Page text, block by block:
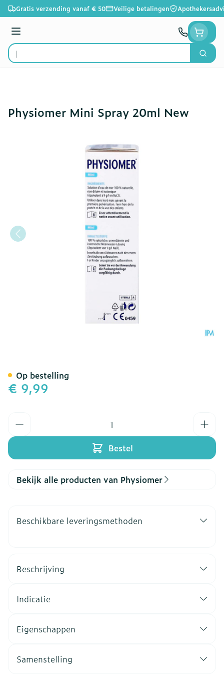
Ga naar de inhoud
Gratis verzending vanaf € 50 Veilige betalingen
Menu
Product, merk, categorie...
Zoek
Physiomer Mini Spray 20ml New
€ 9,99
Bestel
Op bestelling
Bekijk alle producten van Physiomer
Beschikbare leveringsmethoden
Beschrijving
Indicatie
Eigenschappen
Samenstelling